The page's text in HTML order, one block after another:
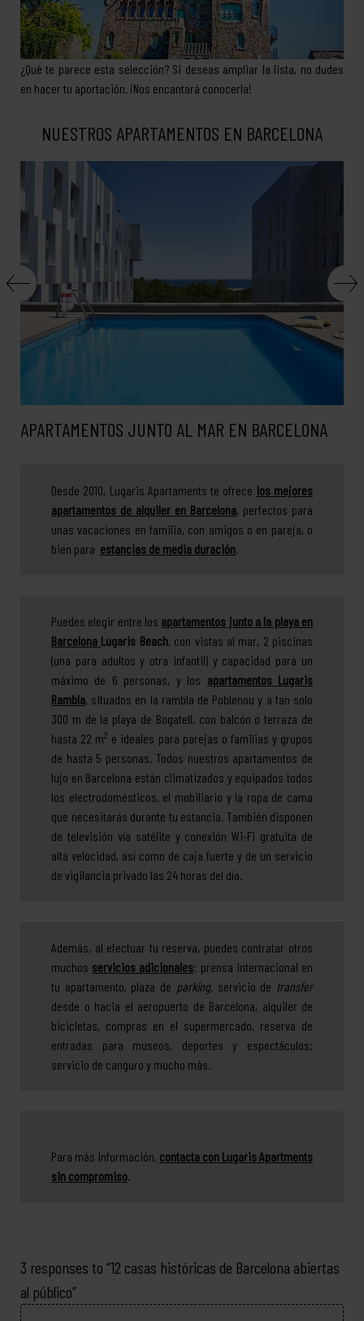
¿Qué te parece esta selección? Si deseas ampliar la lista, no dudes
en hacer tu aportación. ¡Nos encantará conocerla!
NUESTROS APARTAMENTOS EN BARCELONA
APARTAMENTOS JUNTO AL MAR EN BARCELONA
Desde 2010, Lugaris Apartaments te ofrece los mejores
apartamentos de alquiler en Barcelona, perfectos para
unas vacaciones en familia, con amigos o en pareja, o
bien para estancias de media duración.
Puedes elegir entre los apartamentos junto a la playa en
Barcelona Lugaris Beach, con vistas al mar, 2 piscinas
(una para adultos y otra infantil) y capacidad para un
máximo de 6 personas, y los apartamentos Lugaris
Rambla, situados en la rambla de Poblenou y a tan solo
300 m de la playa de Bogatell, con balcón o terraza de
hasta 22 m2 e ideales para parejas o familias y grupos
de hasta 5 personas. Todos nuestros apartamentos de
lujo en Barcelona están climatizados y equipados todos
los electrodomésticos, el mobiliario y la ropa de cama
que necesitarás durante tu estancia. También disponen
de televisión vía satélite y conexión Wi-Fi gratuita de
alta velocidad, así como de caja fuerte y de un servicio
de vigilancia privado las 24 horas del día.
Además, al efectuar tu reserva, puedes contratar otros
muchos servicios adicionales: prensa internacional en
tu apartamento, plaza de parking, servicio de transfer
desde o hacia el aeropuerto de Barcelona, alquiler de
bicicletas, compras en el supermercado, reserva de
entradas para museos, deportes y espectáculos;
servicio de canguro y mucho más.
Para más información, contacta con Lugaris Apartments
sin compromiso.
3 responses to “12 casas históricas de Barcelona abiertas
al público”